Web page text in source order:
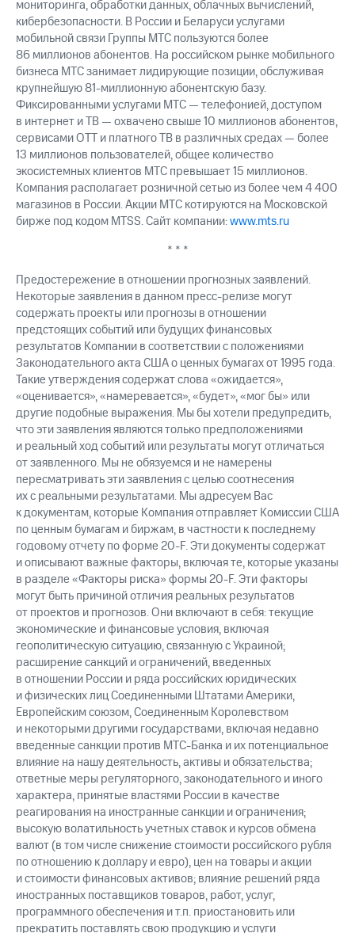
мониторинга, обработки данных, облачных вычислений,
кибербезопасности. В России и Беларуси услугами
мобильной связи Группы МТС пользуются более
86 миллионов абонентов. На российском рынке мобильного
бизнеса МТС занимает лидирующие позиции, обслуживая
крупнейшую 81-миллионную абонентскую базу.
Фиксированными услугами МТС — телефонией, доступом
в интернет и ТВ — охвачено свыше 10 миллионов абонентов,
сервисами OTT и платного ТВ в различных средах — более
13 миллионов пользователей, общее количество
экосистемных клиентов МТС превышает 15 миллионов.
Компания располагает розничной сетью из более чем 4 400
магазинов в России. Акции МТС котируются на Московской
бирже под кодом MTSS. Сайт компании:www.mts.ru
* * *
Предостережение в отношении прогнозных заявлений.
Некоторые заявления в данном пресс-релизе могут
содержать проекты или прогнозы в отношении
предстоящих событий или будущих финансовых
результатов Компании в соответствии с положениями
Законодательного акта США о ценных бумагах от 1995 года.
Такие утверждения содержат слова «ожидается»,
«оценивается», «намеревается», «будет», «мог бы» или
другие подобные выражения. Мы бы хотели предупредить,
что эти заявления являются только предположениями
и реальный ход событий или результаты могут отличаться
от заявленного. Мы не обязуемся и не намерены
пересматривать эти заявления с целью соотнесения
их с реальными результатами. Мы адресуем Вас
к документам, которые Компания отправляет Комиссии США
по ценным бумагам и биржам, в частности к последнему
годовому отчету по форме 20-F. Эти документы содержат
и описывают важные факторы, включая те, которые указаны
в разделе «Факторы риска» формы 20-F. Эти факторы
могут быть причиной отличия реальных результатов
от проектов и прогнозов. Они включают в себя: текущие
экономические и финансовые условия, включая
геополитическую ситуацию, связанную с Украиной;
расширение санкций и ограничений, введенных
в отношении России и ряда российских юридических
и физических лиц Соединенными Штатами Америки,
Европейским союзом, Соединенным Королевством
и некоторыми другими государствами, включая недавно
введенные санкции против МТС-Банка и их потенциальное
влияние на нашу деятельность, активы и обязательства;
ответные меры регуляторного, законодательного и иного
характера, принятые властями России в качестве
реагирования на иностранные санкции и ограничения;
высокую волатильность учетных ставок и курсов обмена
валют (в том числе снижение стоимости российского рубля
по отношению к доллару и евро), цен на товары и акции
и стоимости финансовых активов; влияние решений ряда
иностранных поставщиков товаров, работ, услуг,
программного обеспечения и т.п. приостановить или
прекратить поставлять свою продукцию и услуги